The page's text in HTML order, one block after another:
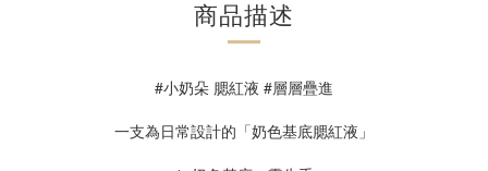
商品描述
#小奶朵 腮紅液 #層層疊進
一支為日常設計的「奶色基底腮紅液」